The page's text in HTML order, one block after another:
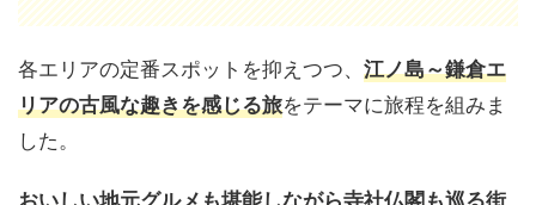
各エリアの定番スポットを抑えつつ、 江ノ島～鎌倉エ
リアの古風な趣きを感じる旅をテーマに旅程を組みま
した。
おいしい地元グルメも堪能しながら寺社仏閣も巡る街